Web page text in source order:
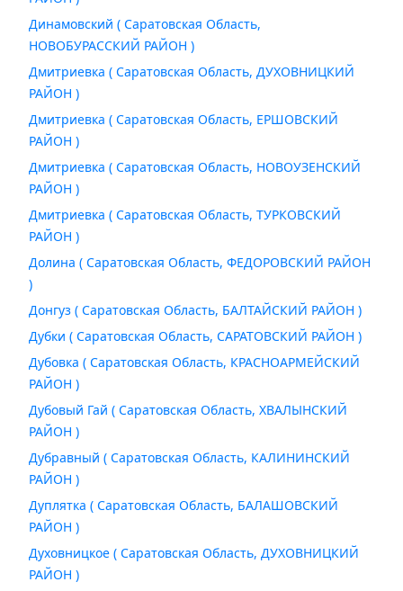
Динамовский ( Саратовская Область,
НОВОБУРАССКИЙ РАЙОН )
Дмитриевка ( Саратовская Область, ДУХОВНИЦКИЙ
РАЙОН )
Дмитриевка ( Саратовская Область, ЕРШОВСКИЙ
РАЙОН )
Дмитриевка ( Саратовская Область, НОВОУЗЕНСКИЙ
РАЙОН )
Дмитриевка ( Саратовская Область, ТУРКОВСКИЙ
РАЙОН )
Долина ( Саратовская Область, ФЕДОРОВСКИЙ РАЙОН
)
Донгуз ( Саратовская Область, БАЛТАЙСКИЙ РАЙОН )
Дубки ( Саратовская Область, САРАТОВСКИЙ РАЙОН )
Дубовка ( Саратовская Область, КРАСНОАРМЕЙСКИЙ
РАЙОН )
Дубовый Гай ( Саратовская Область, ХВАЛЫНСКИЙ
РАЙОН )
Дубравный ( Саратовская Область, КАЛИНИНСКИЙ
РАЙОН )
Дуплятка ( Саратовская Область, БАЛАШОВСКИЙ
РАЙОН )
Духовницкое ( Саратовская Область, ДУХОВНИЦКИЙ
РАЙОН )